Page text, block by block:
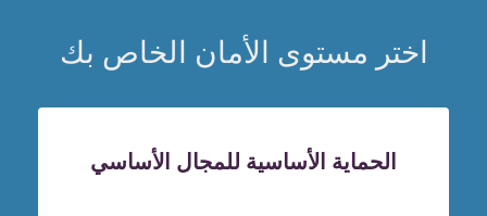
اختر مستوى الأمان الخاص بك
الحماية الأساسية للمجال الأساسي